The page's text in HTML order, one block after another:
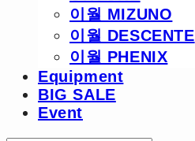
이월 MIZUNO
이월 DESCENTE
이월 PHENIX
Equipment
BIG SALE
Event